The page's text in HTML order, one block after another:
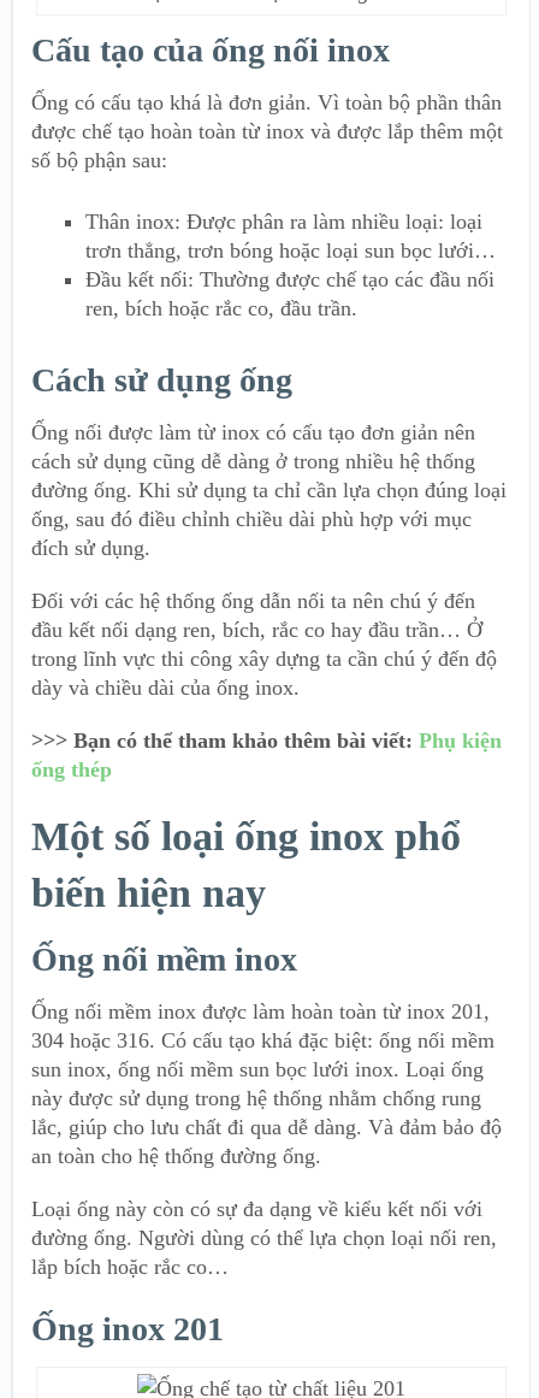
Cấu tạo của ống nối inox
Ống có cấu tạo khá là đơn giản. Vì toàn bộ phần thân
được chế tạo hoàn toàn từ inox và được lắp thêm một
số bộ phận sau:
Thân inox: Được phân ra làm nhiều loại: loại
trơn thẳng, trơn bóng hoặc loại sun bọc lưới…
Đầu kết nối: Thường được chế tạo các đầu nối
ren, bích hoặc rắc co, đầu trần.
Cách sử dụng ống
Ống nối được làm từ inox có cấu tạo đơn giản nên
cách sử dụng cũng dễ dàng ở trong nhiều hệ thống
đường ống. Khi sử dụng ta chỉ cần lựa chọn đúng loại
ống, sau đó điều chỉnh chiều dài phù hợp với mục
đích sử dụng.
Đối với các hệ thống ống dẫn nối ta nên chú ý đến
đầu kết nối dạng ren, bích, rắc co hay đầu trần… Ở
trong lĩnh vực thi công xây dựng ta cần chú ý đến độ
dày và chiều dài của ống inox.
>>> Bạn có thể tham khảo thêm bài viết: Phụ kiện
ống thép
Một số loại ống inox phổ
biến hiện nay
Ống nối mềm inox
Ống nối mềm inox được làm hoàn toàn từ inox 201,
304 hoặc 316. Có cấu tạo khá đặc biệt: ống nối mềm
sun inox, ống nối mềm sun bọc lưới inox. Loại ống
này được sử dụng trong hệ thống nhằm chống rung
lắc, giúp cho lưu chất đi qua dễ dàng. Và đảm bảo độ
an toàn cho hệ thống đường ống.
Loại ống này còn có sự đa dạng về kiểu kết nối với
đường ống. Người dùng có thể lựa chọn loại nối ren,
lắp bích hoặc rắc co…
Ống inox 201